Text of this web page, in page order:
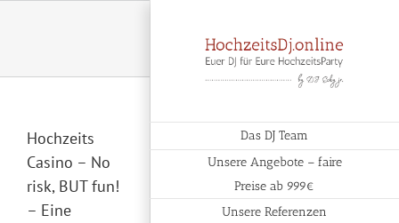
Das DJ Team
Unsere Angebote – faire
Preise ab 999€
Unsere Referenzen
Hochzeits
Casino – No
risk, BUT fun!
– Eine